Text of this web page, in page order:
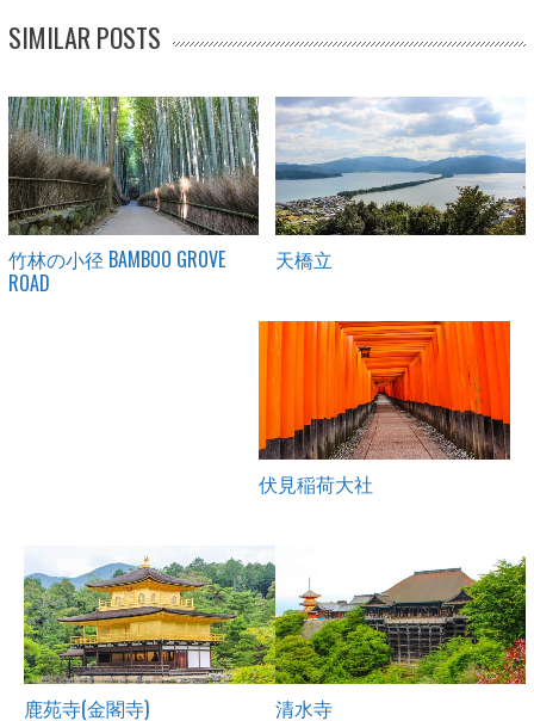
SIMILAR POSTS
竹林の小径 BAMBOO GROVE
ROAD
天橋立
伏見稲荷大社
鹿苑寺(金閣寺) 清水寺